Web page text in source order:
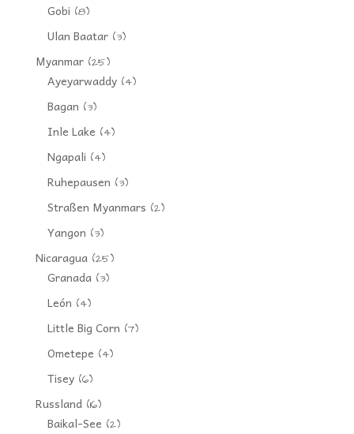
Gobi (8)
Ulan Baatar(3)
Myanmar(25)
Ayeyarwaddy(4)
Bagan (3)
Inle Lake (4)
Ngapali (4)
Ruhepausen (3)
Straßen Myanmars (2)
Yangon (3)
Nicaragua(25)
Granada(3)
León (4)
Little Big Corn (7)
Ometepe (4)
Tisey(6)
Russland(16)
Baikal-See (2)